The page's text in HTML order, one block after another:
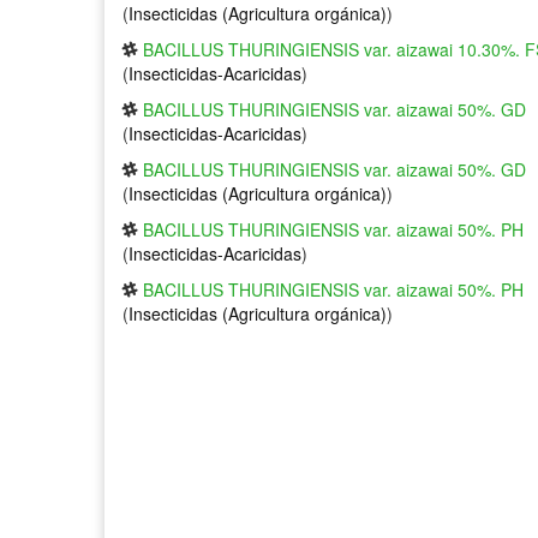
(Insecticidas (Agricultura orgánica))
BACILLUS THURINGIENSIS var. aizawai 10.30%.
(Insecticidas-Acaricidas)
BACILLUS THURINGIENSIS var. aizawai 50%. GD
(Insecticidas-Acaricidas)
BACILLUS THURINGIENSIS var. aizawai 50%. GD
(Insecticidas (Agricultura orgánica))
BACILLUS THURINGIENSIS var. aizawai 50%. PH
(Insecticidas-Acaricidas)
BACILLUS THURINGIENSIS var. aizawai 50%. PH
(Insecticidas (Agricultura orgánica))